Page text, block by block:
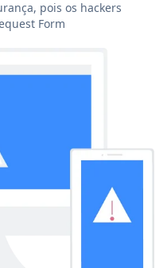
pois os hackers
Form